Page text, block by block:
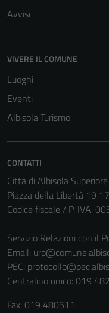
Avvisi
VIVERE IL COMUNE
Luoghi
Eventi
Albisola Turismo
CONTATTI
Città di Albisola Superiore
Piazza della Libertà 19
Codice fiscale / P. IVA:
Servizio Relazioni con il
Email:
PEC:
Centralino unico: 019
Fax: 019 480511